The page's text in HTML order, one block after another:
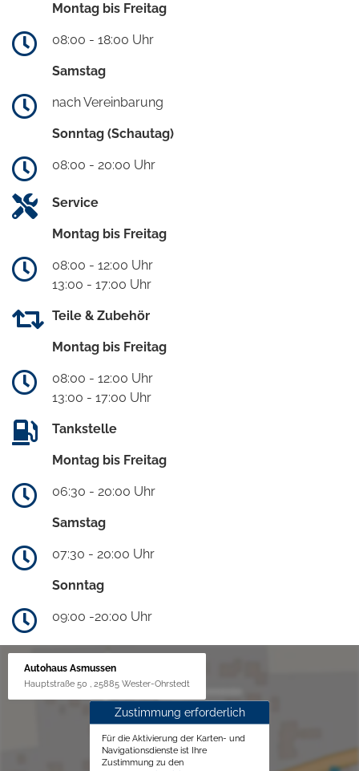
Montag bis Freitag
08:00 - 18:00 Uhr
Samstag
nach Vereinbarung
Sonntag (Schautag)
08:00 - 20:00 Uhr
Service
Montag bis Freitag
08:00 - 12:00 Uhr
13:00 - 17:00 Uhr
Teile & Zubehör
Montag bis Freitag
08:00 - 12:00 Uhr
13:00 - 17:00 Uhr
Tankstelle
Montag bis Freitag
06:30 - 20:00 Uhr
Samstag
07:30 - 20:00 Uhr
Sonntag
09:00 -20:00 Uhr
Autohaus Asmussen
Hauptstraße 50 , 25885 Wester-Ohrstedt
Zustimmung erforderlich
Für die Aktivierung der Karten- und
Navigationsdienste ist Ihre
Zustimmung zu den